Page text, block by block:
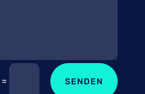
= SENDEN